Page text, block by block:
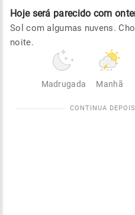
Hoje será parecido com
Sol com algumas nuvens.
noite.
Madrugada Manhã